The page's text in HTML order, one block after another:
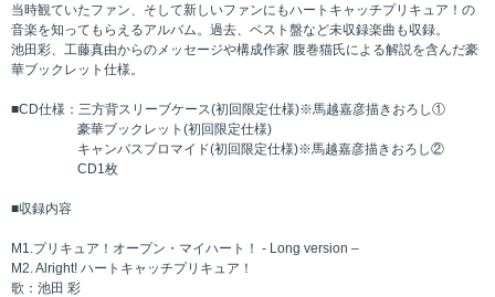
当時観ていたファン、そして新しいファンにもハートキャッチプリキュア！の
音楽を知ってもらえるアルバム。過去、ベスト盤など未収録楽曲も収録。
池田彩、工藤真由からのメッセージや構成作家 腹巻猫氏による解説を含んだ豪
華ブックレット仕様。
■CD仕様：三方背スリーブケース(初回限定仕様)※馬越嘉彦描きおろし①
豪華ブックレット(初回限定仕様)
キャンバスブロマイド(初回限定仕様)※馬越嘉彦描きおろし②
CD1枚
■収録内容
M1.プリキュア！オープン・マイハート！ - Long version –
M2. Alright! ハートキャッチプリキュア！
歌：池田 彩